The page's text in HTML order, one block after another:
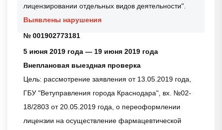
лицензировании отдельных видов деятельности".
Выявлены нарушения
№ 001902773181
5 июня 2019 года — 19 июня 2019 года
Внеплановая выездная проверка
Цель: рассмотрение заявления от 13.05.2019 года,
ГБУ "Ветуправления города Краснодара", вх. №02-
18/2803 от 20.05.2019 года, о переоформлении
лицензии на осуществление фармацевтической